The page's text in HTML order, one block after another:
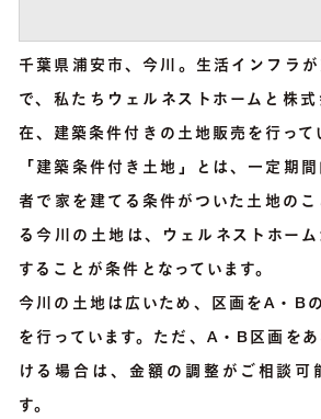
千葉県浦安市、今川。生活インフラ
で、私たちウェルネストホームと株
在、建築条件付きの土地販売を行って
「建築条件付き土地」とは、一定期
者で家を建てる条件がついた土地の
る今川の土地は、ウェルネストホー
することが条件となっています。
今川の土地は広いため、区画をA・B
を行っています。ただ、A・B区画を
ける場合は、金額の調整がご相談可
す。